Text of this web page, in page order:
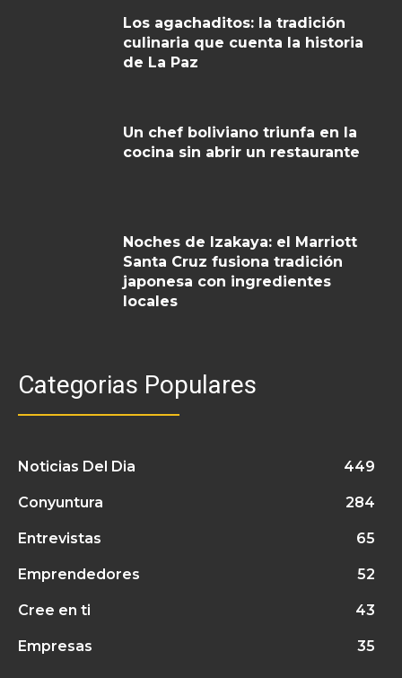
Los agachaditos: la tradición
culinaria que cuenta la historia
de La Paz
Un chef boliviano triunfa en la
cocina sin abrir un restaurante
Noches de Izakaya: el Marriott
Santa Cruz fusiona tradición
japonesa con ingredientes
locales
Categorias Populares
Noticias Del Dia 449
Conyuntura 284
Entrevistas 65
Emprendedores 52
Cree en ti 43
Empresas 35